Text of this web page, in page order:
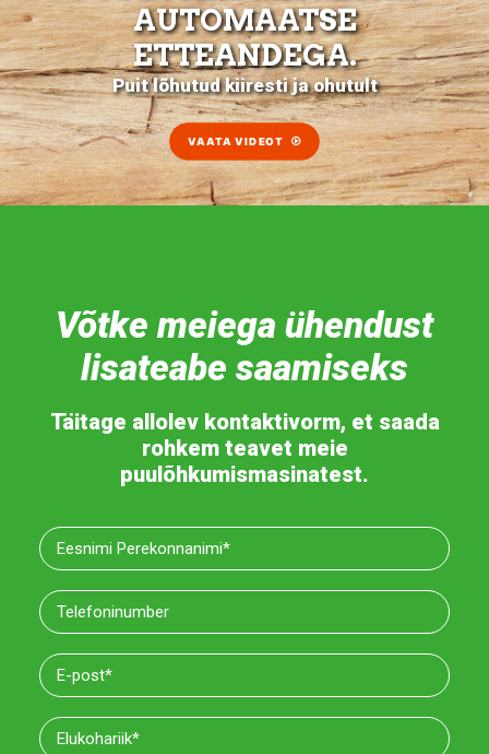
AUTOMAATSE
ETTEANDEGA.
Puit lõhutud kiiresti ja ohutult
VAATA VIDEOT
Võtke meiega ühendust
lisateabe saamiseks
Täitage allolev kontaktivorm, et saada
rohkem teavet meie
puulõhkumismasinatest.